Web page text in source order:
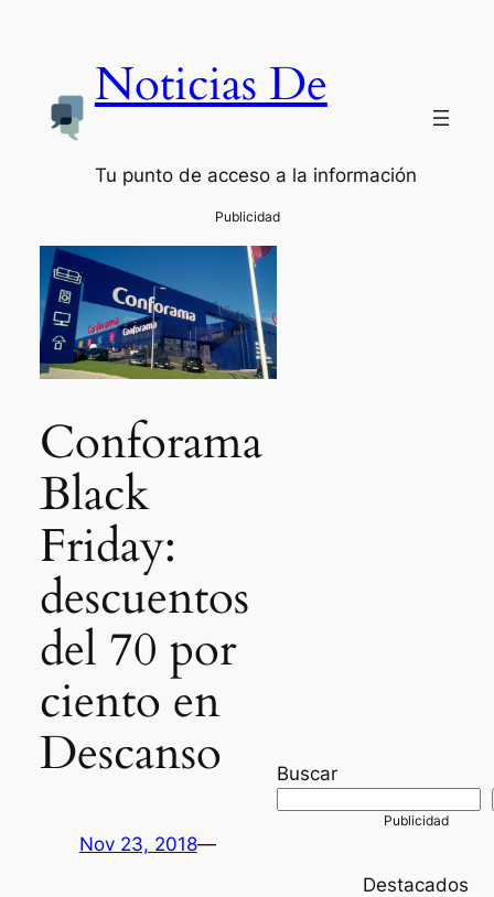
Noticias De
Tu punto de acceso a la información
Conforama
Black
Friday:
descuentos
del 70 por
ciento en
Descanso
Nov 23, 2018—
Buscar
Destacados